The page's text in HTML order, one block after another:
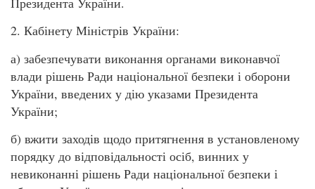
2. Кабінету Міністрів України:
а) забезпечувати виконання органами виконавчої
влади рішень Ради національної безпеки і оборони
України, введених у дію указами Президента
України;
б) вжити заходів щодо притягнення в установленому
порядку до відповідальності осіб, винних у
невиконанні рішень Ради національної безпеки і